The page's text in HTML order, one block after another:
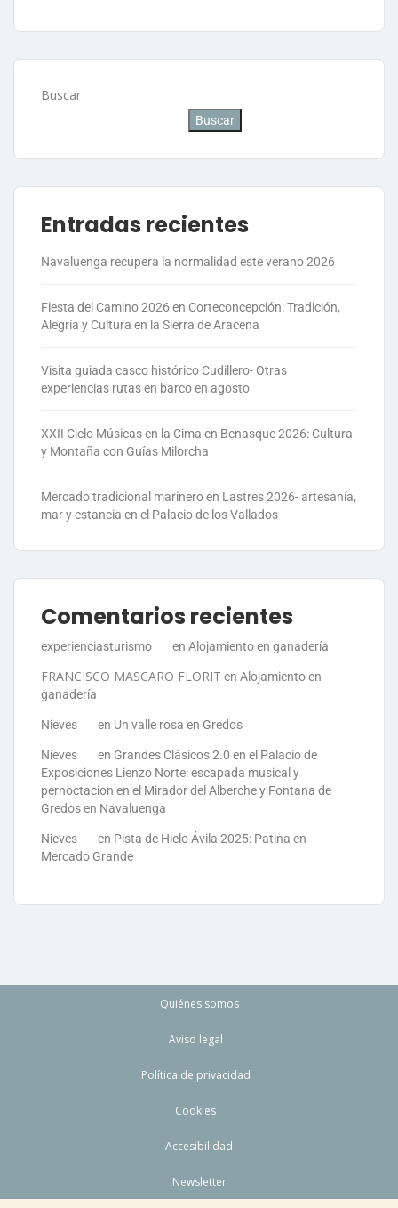
Buscar
Buscar
Entradas recientes
Navaluenga recupera la normalidad este verano 2026
Fiesta del Camino 2026 en Corteconcepción: Tradición,
Alegría y Cultura en la Sierra de Aracena
Visita guiada casco histórico Cudillero- Otras
experiencias rutas en barco en agosto
XXII Ciclo Músicas en la Cima en Benasque 2026: Cultura
y Montaña con Guías Milorcha
Mercado tradicional marinero en Lastres 2026- artesanía,
mar y estancia en el Palacio de los Vallados
Comentarios recientes
experienciasturismo en Alojamiento en ganadería
FRANCISCO MASCARO FLORIT en Alojamiento en
ganadería
Nieves en Un valle rosa en Gredos
Nieves en Grandes Clásicos 2.0 en el Palacio de
Exposiciones Lienzo Norte: escapada musical y
pernoctacion en el Mirador del Alberche y Fontana de
Gredos en Navaluenga
Nieves en Pista de Hielo Ávila 2025: Patina en
Mercado Grande
Quiénes somos
Aviso legal
Política de privacidad
Cookies
Accesibilidad
Newsletter